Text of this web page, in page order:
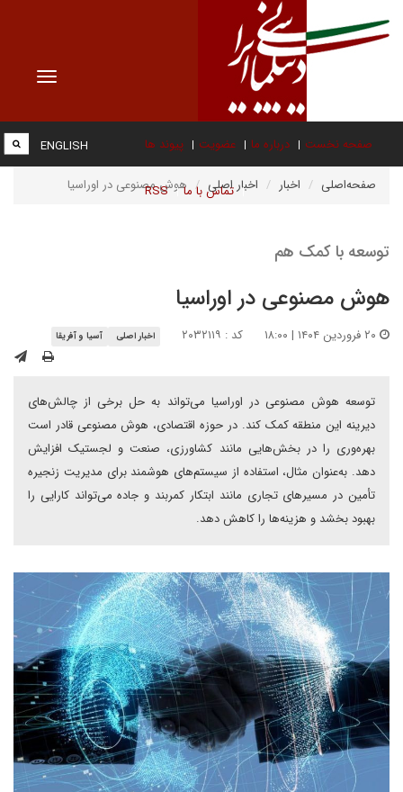
Toggle
صفحه نخست درباره ما عضویت پیوند ها
تماس با ما RSS
ENGLISH
صفحه‌اصلی اخبار اخبار اصلی هوش مصنوعی در اوراسیا
توسعه با کمک هم
هوش مصنوعی در اوراسیا
کد : ۲۰۳۲۱۱۹ اخبار اصلی آسیا و آفریقا
توسعه هوش مصنوعی در اوراسیا می‌تواند به حل برخی از چالش‌های
دیرینه این منطقه کمک کند. در حوزه اقتصادی، هوش مصنوعی قادر است
بهره‌وری را در بخش‌هایی مانند کشاورزی، صنعت و لجستیک افزایش
دهد. به‌عنوان مثال، استفاده از سیستم‌های هوشمند برای مدیریت زنجیره
تأمین در مسیرهای تجاری مانند ابتکار کمربند و جاده می‌تواند کارایی را
بهبود بخشد و هزینه‌ها را کاهش دهد.